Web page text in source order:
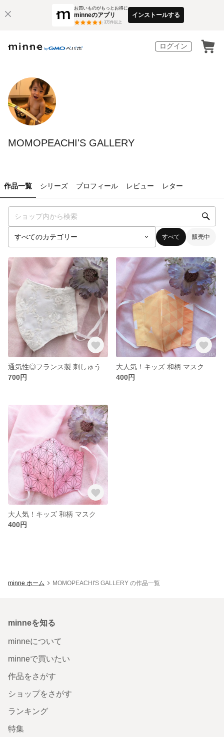
お買いものがもっとお得に
minneのアプリ
3万件以上
インストールする
ログイン
MOMOPEACHI'S GALLERY
作品一覧 シリーズ プロフィール レビュー レター
すべて 販売中
700円
400円
大人気！キッズ 和柄 マスク
400円
minne ホーム MOMOPEACHI'S GALLERY の作品一覧
minneを知る
minneについて
minneで買いたい
作品をさがす
ショップをさがす
ランキング
特集